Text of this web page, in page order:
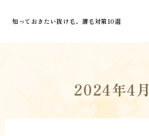
知っておきたい抜け毛、薄毛対策10選
2024年4月